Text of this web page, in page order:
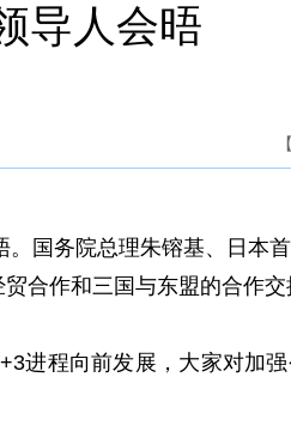
导人会晤
【
国务院总理朱镕基、日本
合作和三国与东盟的合作交
程向前发展，大家对加强